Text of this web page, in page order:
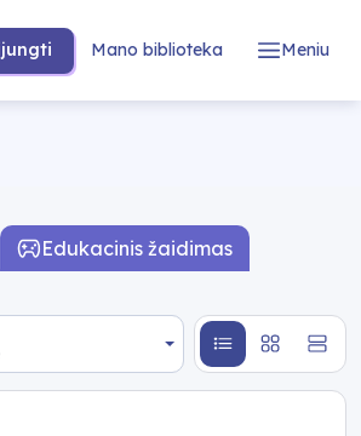
Mano biblioteka Meniu
Edukacinis žaidimas